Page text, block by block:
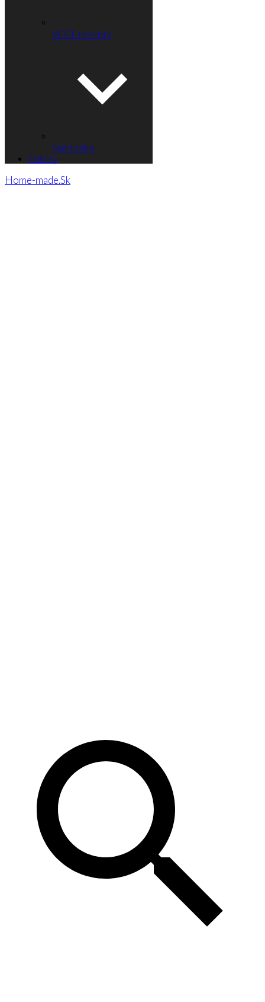
VEGE recepty
Spiritualita
Etikety
Home-made.Sk